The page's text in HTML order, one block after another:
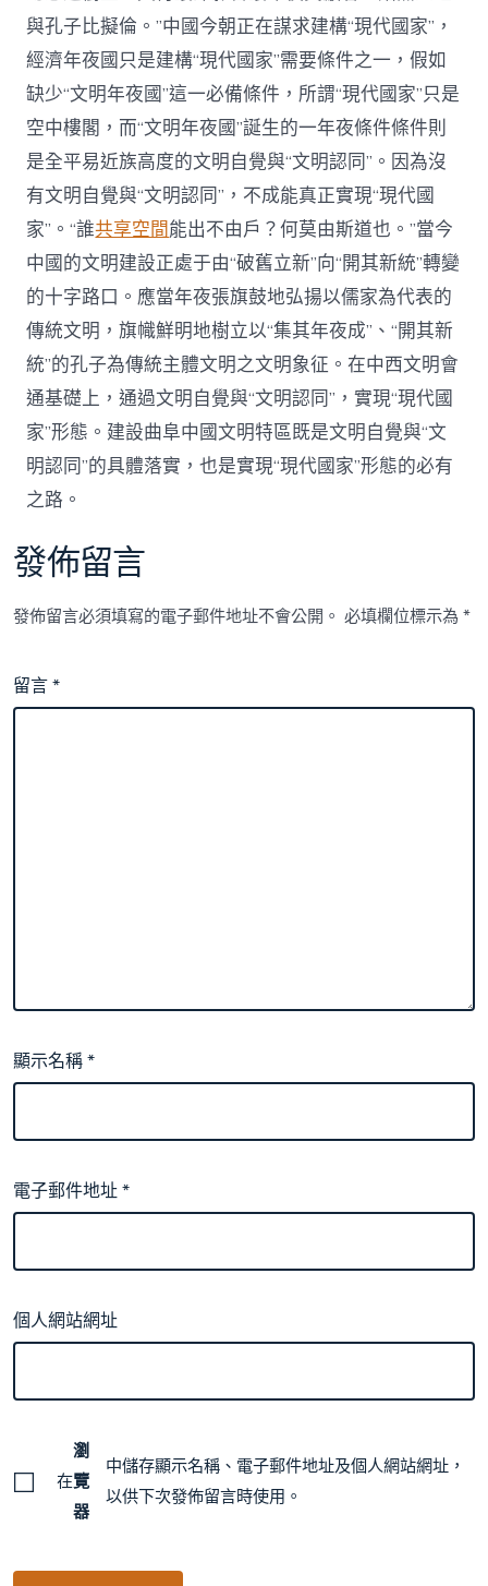
與孔子比擬倫。”中國今朝正在謀求建構“現代國家”，
經濟年夜國只是建構“現代國家”需要條件之一，假如
缺少“文明年夜國”這一必備條件，所謂“現代國家”只是
空中樓閣，而“文明年夜國”誕生的一年夜條件條件則
是全平易近族高度的文明自覺與“文明認同”。因為沒
有文明自覺與“文明認同”，不成能真正實現“現代國
家”。“誰共享空間能出不由戶？何莫由斯道也。”當今
中國的文明建設正處于由“破舊立新”向“開其新統”轉變
的十字路口。應當年夜張旗鼓地弘揚以儒家為代表的
傳統文明，旗幟鮮明地樹立以“集其年夜成”、“開其新
統”的孔子為傳統主體文明之文明象征。在中西文明會
通基礎上，通過文明自覺與“文明認同”，實現“現代國
家”形態。建設曲阜中國文明特區既是文明自覺與“文
明認同”的具體落實，也是實現“現代國家”形態的必有
之路。
發佈留言
發佈留言必須填寫的電子郵件地址不會公開。 必填欄位標示為*
留言*
顯示名稱*
電子郵件地址*
個人網站網址
在
瀏
覽
器
中儲存顯示名稱、電子郵件地址及個人網站網址，
以供下次發佈留言時使用。